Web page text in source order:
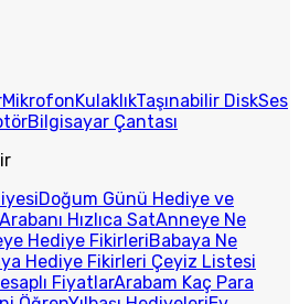
MikrofonKulaklıkTaşınabilir DiskSes
Bilgisayar Çantası
Doğum Günü Hediye ve
Hızlıca SatAnneye Ne
Hediye FikirleriBabaya Ne
Hediye Fikirleri Çeyiz Listesi
FiyatlarArabam Kaç Para